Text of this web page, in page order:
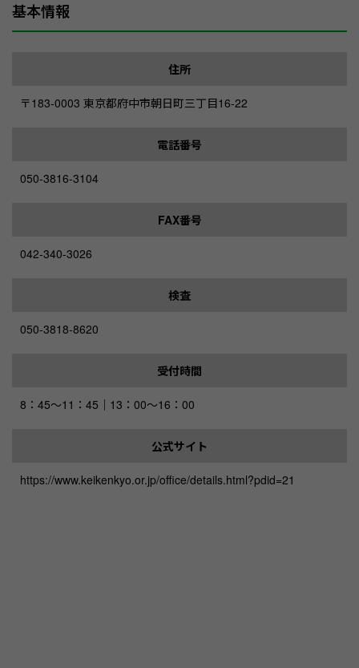
基本情報
住所
〒183-0003 東京都府中市朝日町三丁目16-22
電話番号
050-3816-3104
FAX番号
042-340-3026
検査
050-3818-8620
受付時間
8：45～11：45｜13：00～16：00
公式サイト
https://www.keikenkyo.or.jp/office/details.html?pdid=21